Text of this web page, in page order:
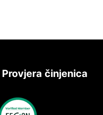
Provjera činjenica